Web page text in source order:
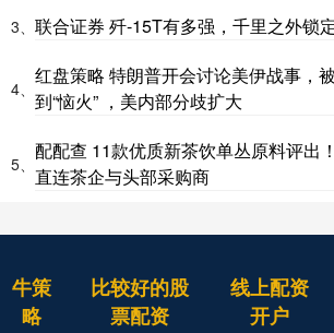
3、 联合证券 歼-15T有多强，千里之外锁
4、
红盘策略 特朗普开会讨论美伊战事，
到“恼火” ，美内部分歧扩大
5、
配配查 11款优质新茶饮单丛原料评出
直连茶企与头部采购商
牛策
略
比较好的股
票配资
线上配资
开户